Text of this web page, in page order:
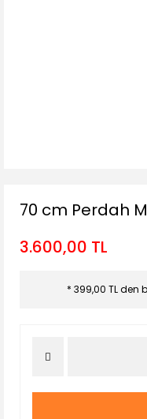
70 cm Perdah
3.600,00 TL
* 399,00 TL den